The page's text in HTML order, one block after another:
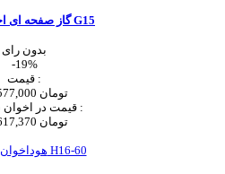
گاز صفحه ای اخوان مدل G15
بدون رای
-19%
قیمت :
15,577,000 تومان
قیمت در اخوان شاپینگ :
12,617,370 تومان